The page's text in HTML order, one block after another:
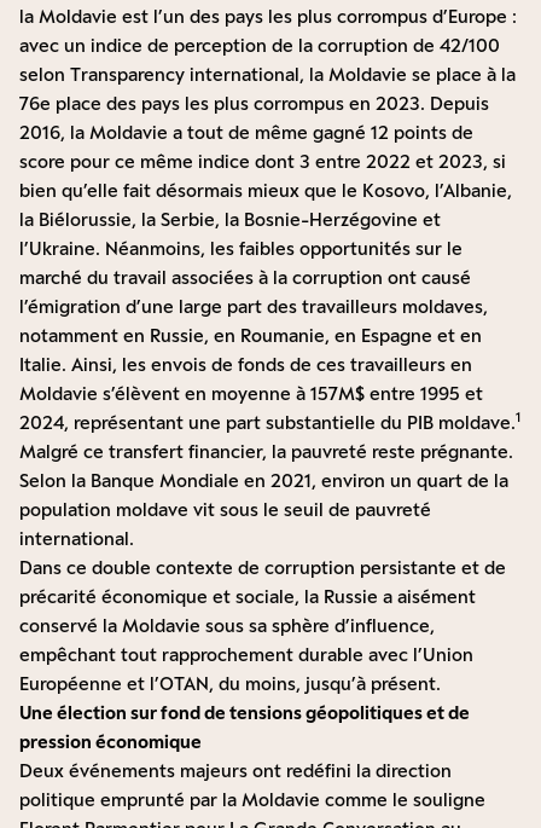
la Moldavie est l’un des pays les plus corrompus d’Europe :
avec un indice de perception de la corruption de 42/100
selon Transparency international, la Moldavie se place à la
76e place des pays les plus corrompus en 2023. Depuis
2016, la Moldavie a tout de même gagné 12 points de
score pour ce même indice dont 3 entre 2022 et 2023, si
bien qu’elle fait désormais mieux que le Kosovo, l’Albanie,
la Biélorussie, la Serbie, la Bosnie-Herzégovine et
l’Ukraine. Néanmoins, les faibles opportunités sur le
marché du travail associées à la corruption ont causé
l’émigration d’une large part des travailleurs moldaves,
notamment en Russie, en Roumanie, en Espagne et en
Italie. Ainsi, les envois de fonds de ces travailleurs en
Moldavie s’élèvent en moyenne à 157M$ entre 1995 et
2024, représentant une part substantielle du PIB moldave.1
Malgré ce transfert financier, la pauvreté reste prégnante.
Selon la Banque Mondiale en 2021, environ un quart de la
population moldave vit sous le seuil de pauvreté
international.
Dans ce double contexte de corruption persistante et de
précarité économique et sociale, la Russie a aisément
conservé la Moldavie sous sa sphère d’influence,
empêchant tout rapprochement durable avec l’Union
Européenne et l’OTAN, du moins, jusqu’à présent.
Une élection sur fond de tensions géopolitiques et de
pression économique
Deux événements majeurs ont redéfini la direction
politique emprunté par la Moldavie comme le souligne